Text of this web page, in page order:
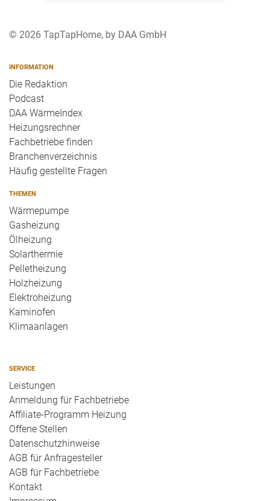
© 2026 TapTapHome, by DAA GmbH
INFORMATION
Die Redaktion
Podcast
DAA WärmeIndex
Heizungsrechner
Fachbetriebe finden
Branchenverzeichnis
Häufig gestellte Fragen
THEMEN
Wärmepumpe
Gasheizung
Ölheizung
Solarthermie
Pelletheizung
Holzheizung
Elektroheizung
Kaminofen
Klimaanlagen
SERVICE
Leistungen
Anmeldung für Fachbetriebe
Affiliate-Programm Heizung
Offene Stellen
Datenschutzhinweise
AGB für Anfragesteller
AGB für Fachbetriebe
Kontakt